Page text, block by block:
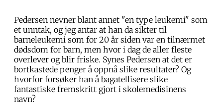
Pedersen nevner blant annet "en type leukemi" som
et unntak, og jeg antar at han da sikter til
barneleukemi som for 20 år siden var en tilnærmet
dødsdom for barn, men hvor i dag de aller fleste
overlever og blir friske. Synes Pedersen at det er
bortkastede penger å oppnå slike resultater? Og
hvorfor forsøker han å bagatellisere slike
fantastiske fremskritt gjort i skolemedisinens
navn?